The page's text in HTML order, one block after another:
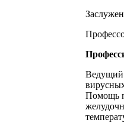
Ведущий
Помощь